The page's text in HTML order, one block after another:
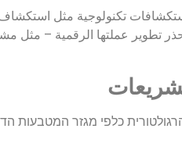
כלפי מגזר המטבעות